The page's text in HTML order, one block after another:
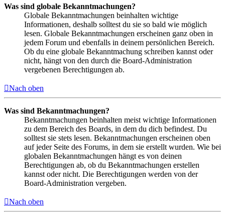
Was sind globale Bekanntmachungen?
Globale Bekanntmachungen beinhalten wichtige
Informationen, deshalb solltest du sie so bald wie möglich
lesen. Globale Bekanntmachungen erscheinen ganz oben in
jedem Forum und ebenfalls in deinem persönlichen Bereich.
Ob du eine globale Bekanntmachung schreiben kannst oder
nicht, hängt von den durch die Board-Administration
vergebenen Berechtigungen ab.
Nach oben
Was sind Bekanntmachungen?
Bekanntmachungen beinhalten meist wichtige Informationen
zu dem Bereich des Boards, in dem du dich befindest. Du
solltest sie stets lesen. Bekanntmachungen erscheinen oben
auf jeder Seite des Forums, in dem sie erstellt wurden. Wie bei
globalen Bekanntmachungen hängt es von deinen
Berechtigungen ab, ob du Bekanntmachungen erstellen
kannst oder nicht. Die Berechtigungen werden von der
Board-Administration vergeben.
Nach oben